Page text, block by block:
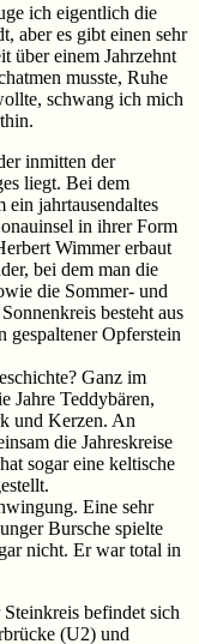
ich eigentlich die
aber es gibt einen sehr
über einem Jahrzehnt
musste, Ruhe
schwang ich mich
inmitten der
liegt. Bei dem
ein jahrtausendaltes
in ihrer Form
Wimmer erbaut
bei dem man die
die Sommer- und
besteht aus
gespaltener Opferstein
Ganz im
Jahre Teddybären,
und Kerzen. An
die Jahreskreise
sogar eine keltische
Eine sehr
Bursche spielte
nicht. Er war total in
befindet sich
(U2) und